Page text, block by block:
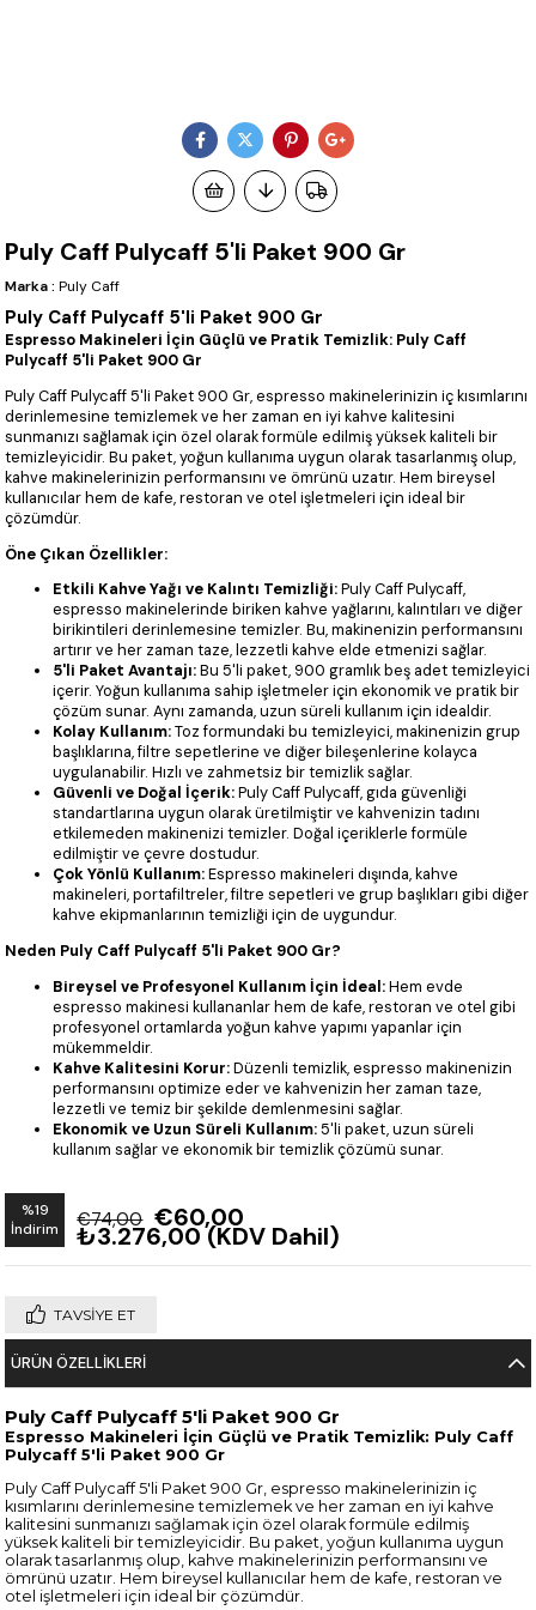
Puly Caff Pulycaff 5'li Paket 900 Gr
Marka : Puly Caff
Puly Caff Pulycaff 5'li Paket 900 Gr
Espresso Makineleri İçin Güçlü ve Pratik Temizlik: Puly Caff
Pulycaff 5'li Paket 900 Gr
Puly Caff Pulycaff 5'li Paket 900 Gr, espresso makinelerinizin iç kısımlarını
derinlemesine temizlemek ve her zaman en iyi kahve kalitesini
sunmanızı sağlamak için özel olarak formüle edilmiş yüksek kaliteli bir
temizleyicidir. Bu paket, yoğun kullanıma uygun olarak tasarlanmış olup,
kahve makinelerinizin performansını ve ömrünü uzatır. Hem bireysel
kullanıcılar hem de kafe, restoran ve otel işletmeleri için ideal bir
çözümdür.
Öne Çıkan Özellikler:
Etkili Kahve Yağı ve Kalıntı Temizliği:Puly Caff Pulycaff,
espresso makinelerinde biriken kahve yağlarını, kalıntıları ve diğer
birikintileri derinlemesine temizler. Bu, makinenizin performansını
artırır ve her zaman taze, lezzetli kahve elde etmenizi sağlar.
5'li Paket Avantajı:Bu 5'li paket, 900 gramlık beş adet temizleyici
içerir. Yoğun kullanıma sahip işletmeler için ekonomik ve pratik bir
çözüm sunar. Aynı zamanda, uzun süreli kullanım için idealdir.
Kolay Kullanım:Toz formundaki bu temizleyici, makinenizin grup
başlıklarına, filtre sepetlerine ve diğer bileşenlerine kolayca
uygulanabilir. Hızlı ve zahmetsiz bir temizlik sağlar.
Güvenli ve Doğal İçerik:Puly Caff Pulycaff, gıda güvenliği
standartlarına uygun olarak üretilmiştir ve kahvenizin tadını
etkilemeden makinenizi temizler. Doğal içeriklerle formüle
edilmiştir ve çevre dostudur.
Çok Yönlü Kullanım:Espresso makineleri dışında, kahve
makineleri, portafiltreler, filtre sepetleri ve grup başlıkları gibi diğer
kahve ekipmanlarının temizliği için de uygundur.
Neden Puly Caff Pulycaff 5'li Paket 900 Gr?
Bireysel ve Profesyonel Kullanım İçin İdeal:Hem evde
espresso makinesi kullananlar hem de kafe, restoran ve otel gibi
profesyonel ortamlarda yoğun kahve yapımı yapanlar için
mükemmeldir.
Kahve Kalitesini Korur:Düzenli temizlik, espresso makinenizin
performansını optimize eder ve kahvenizin her zaman taze,
lezzetli ve temiz bir şekilde demlenmesini sağlar.
Ekonomik ve Uzun Süreli Kullanım:5'li paket, uzun süreli
kullanım sağlar ve ekonomik bir temizlik çözümü sunar.
%19
İndirim
€74,00 €60,00
₺3.276,00 (KDV Dahil)
TAVSIYE ET
ÜRÜN ÖZELLIKLERI
Puly Caff Pulycaff 5'li Paket 900 Gr
Espresso Makineleri İçin Güçlü ve Pratik Temizlik: Puly Caff
Pulycaff 5'li Paket 900 Gr
Puly Caff Pulycaff 5'li Paket 900 Gr, espresso makinelerinizin iç
kısımlarını derinlemesine temizlemek ve her zaman en iyi kahve
kalitesini sunmanızı sağlamak için özel olarak formüle edilmiş
yüksek kaliteli bir temizleyicidir. Bu paket, yoğun kullanıma uygun
olarak tasarlanmış olup, kahve makinelerinizin performansını ve
ömrünü uzatır. Hem bireysel kullanıcılar hem de kafe, restoran ve
otel işletmeleri için ideal bir çözümdür.